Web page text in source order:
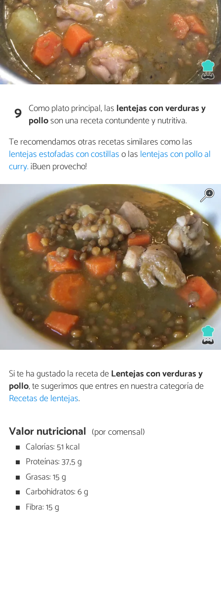
9 Como plato principal, las lentejas con verduras y
polloson una receta contundente y nutritiva.
Te recomendamos otras recetas similares como las
lentejas estofadas con costillaso las lentejas con pollo al
curry.¡Buen provecho!
Si te ha gustado la receta deLentejas con verduras y
pollo, te sugerimos que entres en nuestra categoría de
Recetas de lentejas.
Valor nutricional (por comensal)
Calorías: 51 kcal
Proteínas: 37,5 g
Grasas: 15 g
Carbohidratos: 6 g
Fibra: 15 g